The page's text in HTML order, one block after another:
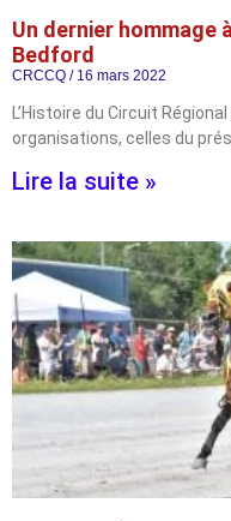
Un dernier hommage
Bedford
CRCCQ 16 mars 2022
L’Histoire du Circuit
organisations, celles du
Lire la suite »